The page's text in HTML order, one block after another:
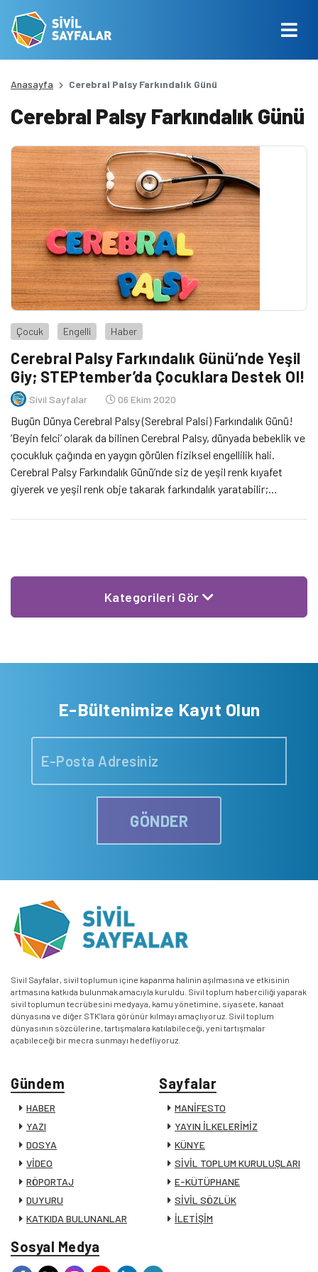
Anasayfa Cerebral Palsy Farkındalık Günü
Cerebral Palsy Farkındalık Günü
Çocuk Engelli Haber
Cerebral Palsy Farkındalık Günü’nde Yeşil
Giy; STEPtember’da Çocuklara Destek Ol!
Sivil Sayfalar 06 Ekim 2020
Bugün Dünya Cerebral Palsy (Serebral Palsi) Farkındalık Günü!
‘Beyin felci’ olarak da bilinen Cerebral Palsy, dünyada bebeklik ve
çocukluk çağında en yaygın görülen fiziksel engellilik hali.
Cerebral Palsy Farkındalık Günü’nde siz de yeşil renk kıyafet
giyerek ve yeşil renk obje takarak farkındalık yaratabilir;
Cerebral Palsyli çocuklara destek olabilirsiniz.
Kategorileri Gör
E-Bültenimize Kayıt Olun
GÖNDER
Sivil Sayfalar, sivil toplumun içine kapanma halinin aşılmasına ve etkisinin
artmasına katkıda bulunmak amacıyla kuruldu. Sivil toplum haberciliği yaparak
sivil toplumun tecrübesini medyaya, kamu yönetimine, siyasete, kanaat
dünyasına ve diğer STK’lara görünür kılmayı amaçlıyoruz. Sivil toplum
dünyasının sözcülerine, tartışmalara katılabileceği, yeni tartışmalar
açabileceği bir mecra sunmayı hedefliyoruz.
Gündem
HABER
YAZI
DOSYA
VİDEO
RÖPORTAJ
DUYURU
KATKIDA BULUNANLAR
Sayfalar
MANİFESTO
YAYIN İLKELERİMİZ
KÜNYE
SİVİL TOPLUM KURULUŞLARI
E-KÜTÜPHANE
SİVİL SÖZLÜK
İLETİŞİM
Sosyal Medya